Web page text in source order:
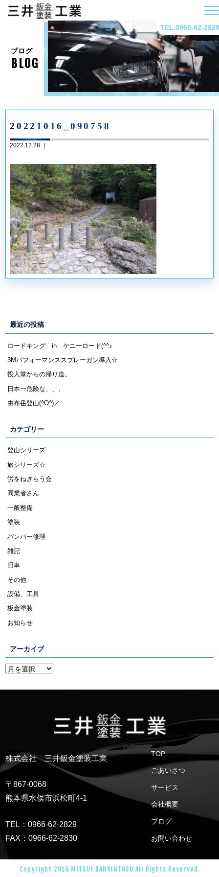
TEL.0966-62-2829
ブログ
BLOG
20221016_090758
2022.12.28 ｜
最近の投稿
ロードキング in ケニーロード(^^♪
3Mパフォーマンススプレーガン導入☆
投入堂からの帰り道。
日本一危険な、、、
由布岳登山(^O^)／
カテゴリー
登山シリーズ
旅シリーズ☆
労をねぎらう会
同業者さん
一般整備
塗装
バンパー修理
雑記
旧車
その他
設備、工具
板金塗装
お知らせ
アーカイブ
株式会社 三井鈑金塗装工業
〒867-0068
熊本県水俣市浜松町4-1
TEL：0966-62-2829
FAX：0966-62-2830
TOP
ごあいさつ
サービス
会社概要
ブログ
お問い合わせ
Copyright 2019 MITSUI BANKINTOSO All Rights Reserved.